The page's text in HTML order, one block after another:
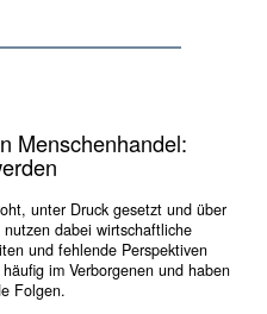
Menschenhandel:
unter Druck gesetzt und über
dabei wirtschaftliche
und fehlende Perspektiven
im Verborgenen und haben
Folgen.